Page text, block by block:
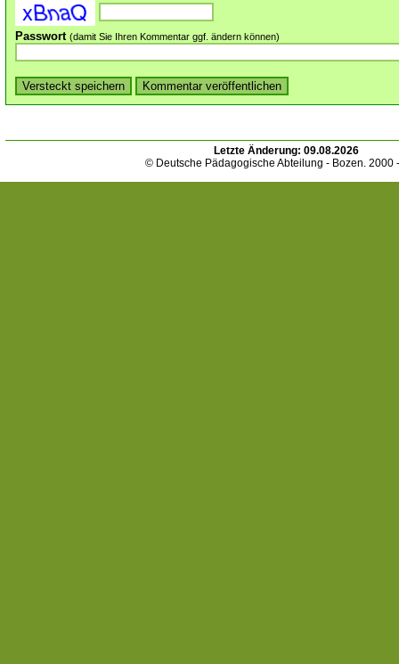
Passwort (damit Sie Ihren Kommentar ggf. ändern können)
Letzte Änderung: 09.08.2026
© Deutsche Pädagogische Abteilung - Bozen. 2000